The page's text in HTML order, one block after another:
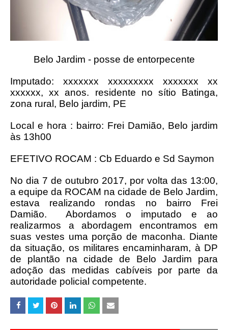
Belo Jardim - posse de entorpecente
Imputado: xxxxxxx xxxxxxxxx xxxxxxx xx
xxxxxx, xx anos. residente no sítio Batinga,
zona rural, Belo jardim, PE
Local e hora : bairro: Frei Damião, Belo jardim
às 13h00
EFETIVO ROCAM : Cb Eduardo e Sd Saymon
No dia 7 de outubro 2017, por volta das 13:00,
a equipe da ROCAM na cidade de Belo Jardim,
estava realizando rondas no bairro Frei
Damião. Abordamos o imputado e ao
realizarmos a abordagem encontramos em
suas vestes uma porção de maconha. Diante
da situação, os militares encaminharam, à DP
de plantão na cidade de Belo Jardim para
adoção das medidas cabíveis por parte da
autoridade policial competente.